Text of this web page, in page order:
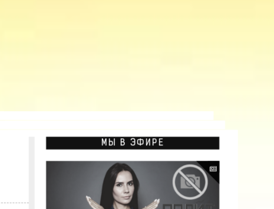
МЫ В ЭФИРЕ